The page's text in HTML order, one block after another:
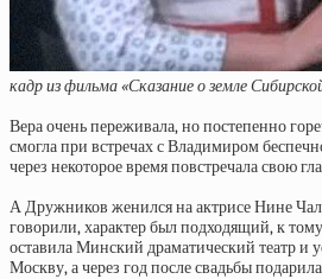
кадр из фильма «Сказание о земле
Вера очень переживала, но постепенно
смогла при встречах с Владимиром
через некоторое время повстречала свою
А Дружников женился на актрисе Нине
говорили, характер был подходящий, к
оставила Минский драматический театр и
Москву, а через год после свадьбы